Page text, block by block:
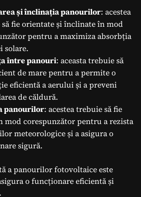
și înclinația panourilor: acestea
fie orientate și înclinate în mod
pentru a maximiza absorbția
solare.
între panouri: aceasta trebuie să
de mare pentru a permite o
eficientă a aerului și a preveni
de căldură.
panourilor: acestea trebuie să fie
mod corespunzător pentru a rezista
meteorologice și a asigura o
sigură.
a panourilor fotovoltaice este
o funcționare eficientă și